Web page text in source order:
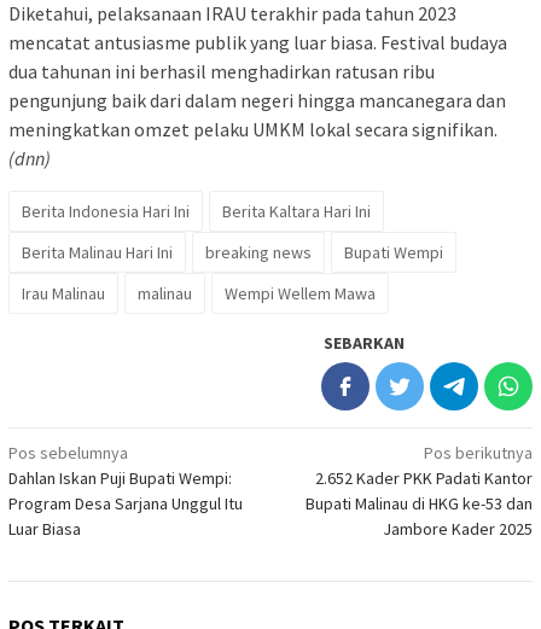
Diketahui, pelaksanaan IRAU terakhir pada tahun 2023
mencatat antusiasme publik yang luar biasa. Festival budaya
dua tahunan ini berhasil menghadirkan ratusan ribu
pengunjung baik dari dalam negeri hingga mancanegara dan
meningkatkan omzet pelaku UMKM lokal secara signifikan.
(dnn)
Berita Indonesia Hari Ini
Berita Kaltara Hari Ini
Berita Malinau Hari Ini
breaking news
Bupati Wempi
Irau Malinau
malinau Wempi Wellem Mawa
SEBARKAN
Navigasi
pos
Pos sebelumnya
Dahlan Iskan Puji Bupati Wempi:
Program Desa Sarjana Unggul Itu
Luar Biasa
Pos berikutnya
2.652 Kader PKK Padati Kantor
Bupati Malinau di HKG ke-53 dan
Jambore Kader 2025